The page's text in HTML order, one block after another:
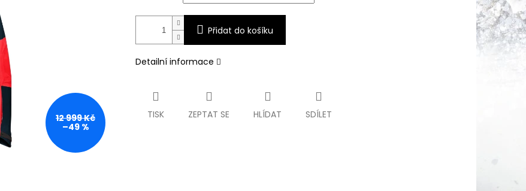
12 999 Kč
–49 %
Přidat do košíku
Detailní informace
TISK ZEPTAT SE HLÍDAT SDÍLET